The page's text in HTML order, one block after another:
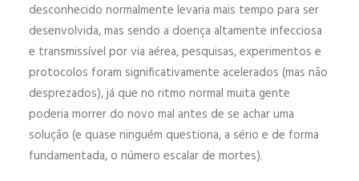
desconhecido normalmente levaria mais tempo para ser
desenvolvida, mas sendo a doença altamente infecciosa
e transmissível por via aérea, pesquisas, experimentos e
protocolos foram significativamente acelerados (mas não
desprezados), já que no ritmo normal muita gente
poderia morrer do novo mal antes de se achar uma
solução (e quase ninguém questiona, a sério e de forma
fundamentada, o número escalar de mortes).